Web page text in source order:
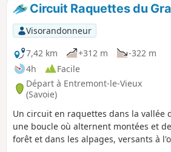
Circuit Raquettes du
Visorandonneur
7,42 km
+312 m
-322 m
4h
Facile
Départ à Entremont-le-Vieux
(Savoie)
Un circuit en raquettes dans la vallée
une boucle où alternent montées et
forêt et dans les alpages, versants à